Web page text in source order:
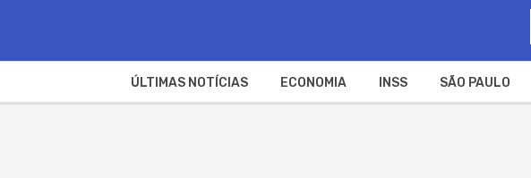
ÚLTIMAS NOTÍCIAS ECONOMIA INSS SÃO PAULO